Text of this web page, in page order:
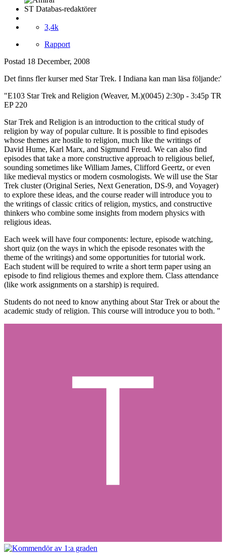
ST Databas-redaktörer
3,4k
Rapport
Postad 18 December, 2008
Det finns fler kurser med Star Trek. I Indiana kan man läsa följande:'
"E103 Star Trek and Religion (Weaver, M.)(0045) 2:30p - 3:45p TR
EP 220
Star Trek and Religion is an introduction to the critical study of
religion by way of popular culture. It is possible to find episodes
whose themes are hostile to religion, much like the writings of
David Hume, Karl Marx, and Sigmund Freud. We can also find
episodes that take a more constructive approach to religious belief,
sounding sometimes like William James, Clifford Geertz, or even
like medieval mystics or modern cosmologists. We will use the Star
Trek cluster (Original Series, Next Generation, DS-9, and Voyager)
to explore these ideas, and the course reader will introduce you to
the writings of classic critics of religion, mystics, and constructive
thinkers who combine some insights from modern physics with
religious ideas.
Each week will have four components: lecture, episode watching,
short quiz (on the ways in which the episode resonates with the
theme of the writings) and some opportunities for tutorial work.
Each student will be required to write a short term paper using an
episode to find religious themes and explore them. Class attendance
(like work assignments on a starship) is required.
Students do not need to know anything about Star Trek or about the
academic study of religion. This course will introduce you to both. "